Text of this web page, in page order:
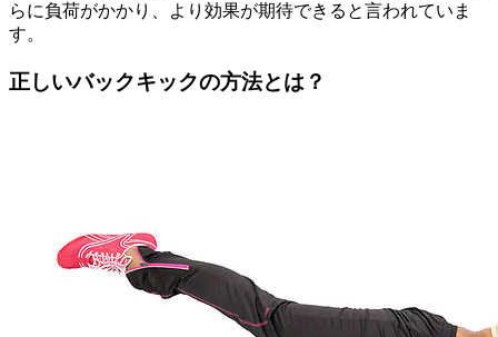
らに負荷がかかり、より効果が期待できると言われていま
す。
正しいバックキックの方法とは？